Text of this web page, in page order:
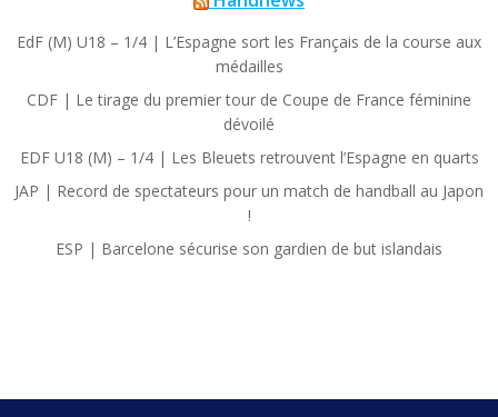
EdF (M) U18 – 1/4 | L’Espagne sort les Français de la course aux
médailles
CDF | Le tirage du premier tour de Coupe de France féminine
dévoilé
EDF U18 (M) – 1/4 | Les Bleuets retrouvent l’Espagne en quarts
JAP | Record de spectateurs pour un match de handball au Japon
!
ESP | Barcelone sécurise son gardien de but islandais